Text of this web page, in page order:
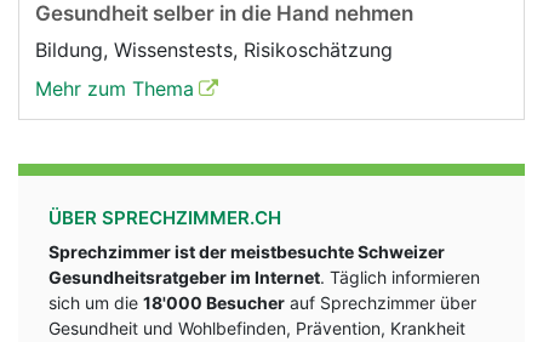
Gesundheit selber in die Hand nehmen
Bildung, Wissenstests, Risikoschätzung
Mehr zum Thema
ÜBER SPRECHZIMMER.CH
Sprechzimmer ist der meistbesuchte Schweizer
Gesundheitsratgeber im Internet. Täglich informieren
sich um die 18'000 Besucher auf Sprechzimmer über
Gesundheit und Wohlbefinden, Prävention, Krankheit